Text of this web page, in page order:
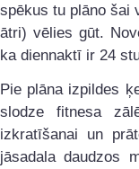
spēkus tu plāno šai
ātri) vēlies gūt.
ka diennaktī ir 24
Pie plāna izpildes
slodze fitnesa
izkratīšanai un
jāsadala daudzos